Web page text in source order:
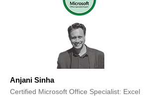
Anjani Sinha
Certified Microsoft Office Specialist: Excel